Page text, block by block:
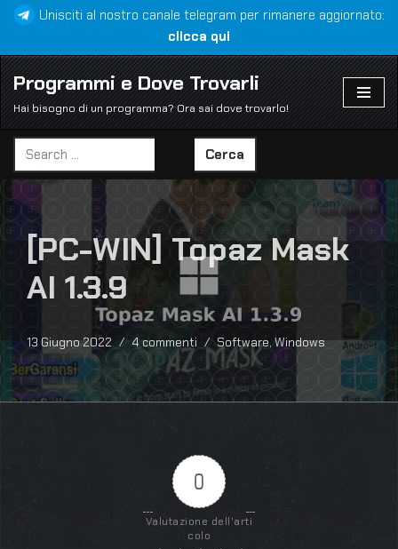
al
contenuto
Unisciti al nostro canale telegram per rimanere aggiornato:
clicca qui
Programmi e Dove Trovarli
Hai bisogno di un programma? Ora sai dove trovarlo!
Cerca
[PC-WIN] Topaz Mask
AI 1.3.9
13 Giugno 2022 4 commenti Software,Windows
0
Valutazione dell'arti
colo